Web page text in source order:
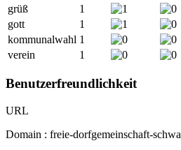
grüß
1
gott
1
kommunalwahl 1
verein
1
Benutzerfreundlichkeit
URL
Domain : freie-dorfgemeinschaft-